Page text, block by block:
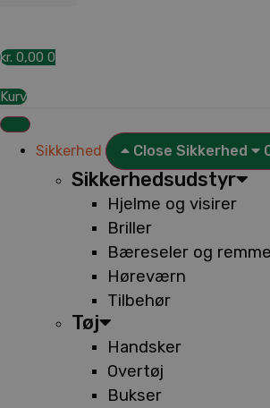
kr. 0,00 0
Kurv
Sikkerhed Close Sikkerhed
Sikkerhedsudstyr
Hjelme og visirer
Briller
Bæreseler og remme
Høreværn
Tilbehør
Tøj
Handsker
Overtøj
Bukser